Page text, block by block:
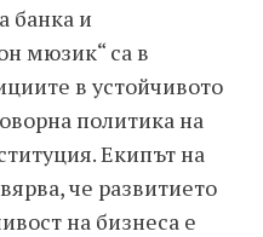
банка и
мюзик“ са в
в устойчивото
политика на
Екипът на
че развитието
на бизнеса е